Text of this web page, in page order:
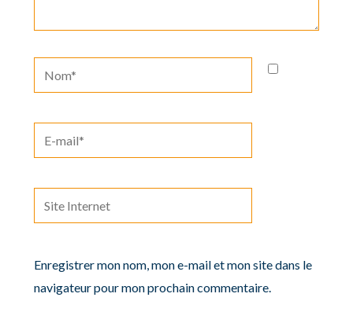
Nom*
mail*
Site
Internet
Enregistrer mon nom, mon e-mail et mon site dans le
navigateur pour mon prochain commentaire.